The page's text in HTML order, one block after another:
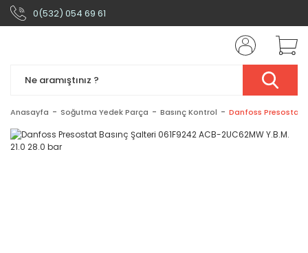
0(532) 054 69 61
Anasayfa Soğutma Yedek Parça Basınç Kontrol Danfoss Presostat